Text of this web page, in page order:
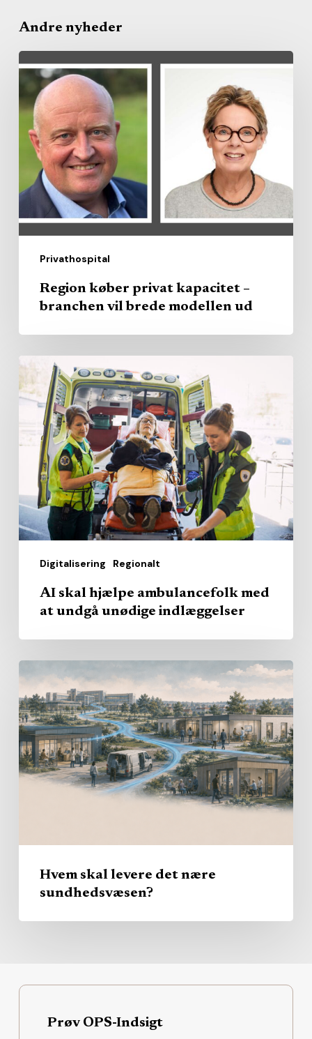
Andre nyheder
Privathospital
Region
køber
privat
kapacitet
branchen
brede
modellen
Region køber privat kapacitet –
branchen vil brede modellen ud
Digitalisering Regionalt
AI
skal
hjælpe
ambulancefolk
med
undgå
unødige
indlæggelser
AI skal hjælpe ambulancefolk med
at undgå unødige indlæggelser
skal
levere
det
nære
sundhedsvæsen?
Hvem skal levere det nære
sundhedsvæsen?
Prøv OPS-Indsigt